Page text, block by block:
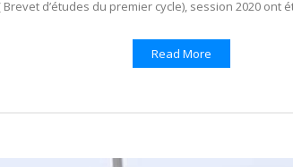
Brevet d’études du premier cycle), session 2020
Read More